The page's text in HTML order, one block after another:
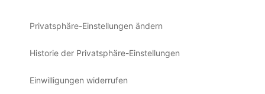
Privatsphäre-Einstellungen ändern
Historie der Privatsphäre-Einstellungen
Einwilligungen widerrufen